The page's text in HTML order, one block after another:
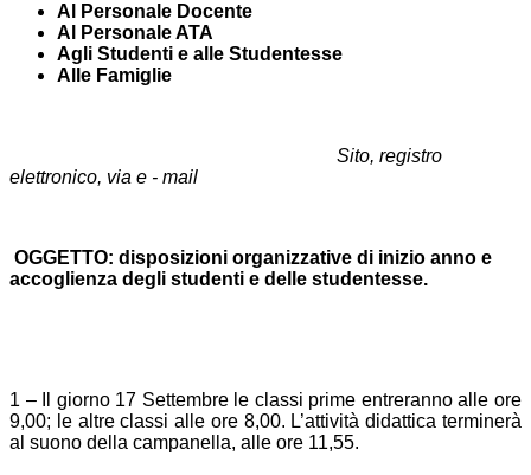
Al Personale Docente
Al Personale ATA
Agli Studenti e alle Studentesse
Alle Famiglie
Sito, registro
elettronico, via e - mail
OGGETTO: disposizioni organizzative di inizio anno e
accoglienza degli studenti e delle studentesse.
1 – Il giorno 17 Settembre le classi prime entreranno alle ore
9,00; le altre classi alle ore 8,00. L’attività didattica terminerà
al suono della campanella, alle ore 11,55.